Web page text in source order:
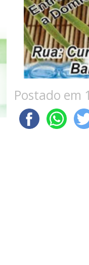
Postado em